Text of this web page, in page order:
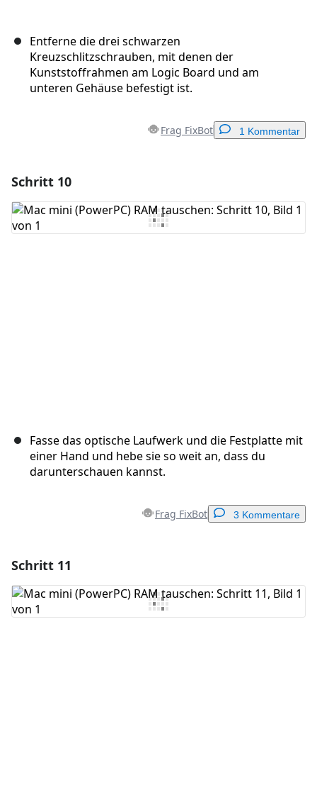
Entferne die drei schwarzen
Kreuzschlitzschrauben, mit denen der
Kunststoffrahmen am Logic Board und am
unteren Gehäuse befestigt ist.
Frag FixBot 1 Kommentar
Kommentar hinzufügen
Schritt 10
Fasse das optische Laufwerk und die Festplatte mit
einer Hand und hebe sie so weit an, dass du
darunterschauen kannst.
Frag FixBot 3 Kommentare
Kommentar hinzufügen
Schritt 11